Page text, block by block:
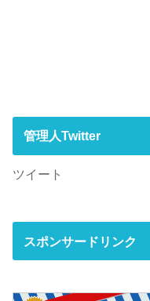
管理人Twitter
ツイート
スポンサードリンク